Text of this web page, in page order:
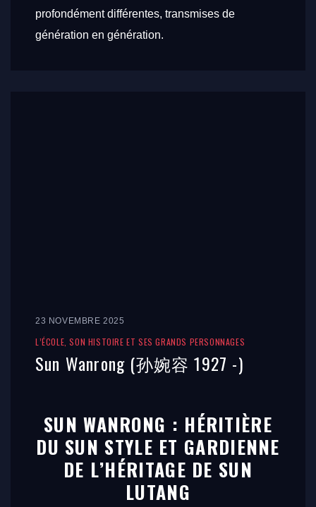
profondément différentes, transmises de
génération en génération.
23 NOVEMBRE 2025
L’ÉCOLE, SON HISTOIRE ET SES GRANDS PERSONNAGES
Sun Wanrong (孙婉容 1927 -)
SUN WANRONG : HÉRITIÈRE
DU SUN STYLE ET GARDIENNE
DE L’HÉRITAGE DE SUN
LUTANG